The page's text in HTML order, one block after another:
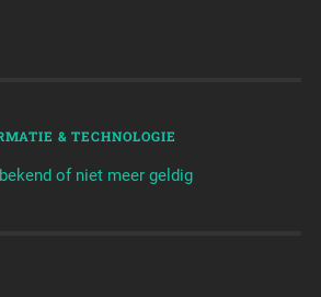
& TECHNOLOGIE
of niet meer geldig